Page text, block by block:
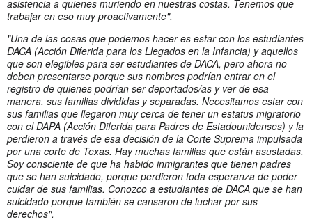
asistencia a quienes muriendo en nuestras costas. Tenemos que
trabajar en eso muy proactivamente".
"Una de las cosas que podemos hacer es estar con los estudiantes
DACA (Acción Diferida para los Llegados en la Infancia) y aquellos
que son elegibles para ser estudiantes de DACA, pero ahora no
deben presentarse porque sus nombres podrían entrar en el
registro de quienes podrían ser deportados/as y ver de esa
manera, sus familias divididas y separadas. Necesitamos estar con
sus familias que llegaron muy cerca de tener un estatus migratorio
con el DAPA (Acción Diferida para Padres de Estadounidenses) y la
perdieron a través de esa decisión de la Corte Suprema impulsada
por una corte de Texas. Hay muchas familias que están asustadas.
Soy consciente de que ha habido inmigrantes que tienen padres
que se han suicidado, porque perdieron toda esperanza de poder
cuidar de sus familias. Conozco a estudiantes de DACA que se han
suicidado porque también se cansaron de luchar por sus
derechos".